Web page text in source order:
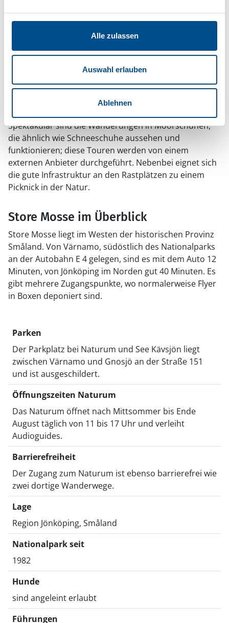
Alle zulassen
Auswahl erlauben
Ablehnen
Rundweg Lilla Lövö, 6 Kilometer, unterwegs viele
Aktivitäten im Nationalpark Store Mosse
Kostenlos ist die Kurzführung durch die aktuelle
Nationalparkteam zweistündige, geführte
Wanderungen an, die je nach Teilnahmerzahl einen
niedrigen dreistelligen Kronenbetrag kosten.
Spektakulär sind die Wanderungen in Moorschuhen,
die ähnlich wie Schneeschuhe aussehen und
funktionieren; diese Touren werden von einem
externen Anbieter durchgeführt. Nebenbei eignet sich
die gute Infrastruktur an den Rastplätzen zu einem
Picknick in der Natur.
Store Mosse im Überblick
Store Mosse liegt im Westen der historischen Provinz
Småland. Von Värnamo, südöstlich des Nationalparks
an der Autobahn E 4 gelegen, sind es mit dem Auto 12
Minuten, von Jönköping im Norden gut 40 Minuten. Es
gibt mehrere Zugangspunkte, wo normalerweise Flyer
in Boxen deponiert sind.
Parken
Der Parkplatz bei Naturum und See Kävsjön liegt
zwischen Värnamo und Gnosjö an der Straße 151
und ist ausgeschildert.
Öffnungszeiten Naturum
Das Naturum öffnet nach Mittsommer bis Ende
August täglich von 11 bis 17 Uhr und verleiht
Audioguides.
Barrierefreiheit
Der Zugang zum Naturum ist ebenso barrierefrei wie
zwei dortige Wanderwege.
Lage
Region Jönköping, Småland
Nationalpark seit
1982
Hunde
sind angeleint erlaubt
Führungen